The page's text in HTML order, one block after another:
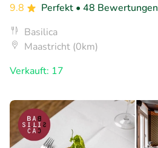
9.8
Perfekt • 48 Bewertungen
Basilica
Maastricht (0km)
Verkauft: 17